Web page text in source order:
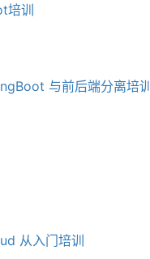
培训
与前后端分离培训
从入门培训